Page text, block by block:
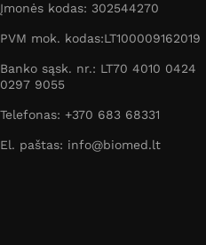
Įmonės kodas: 302544270
PVM mok. kodas:LT100009162019
Banko sąsk. nr.: LT70 4010 0424
0297 9055
Telefonas: +370 683 68331
El. paštas: info@biomed.lt